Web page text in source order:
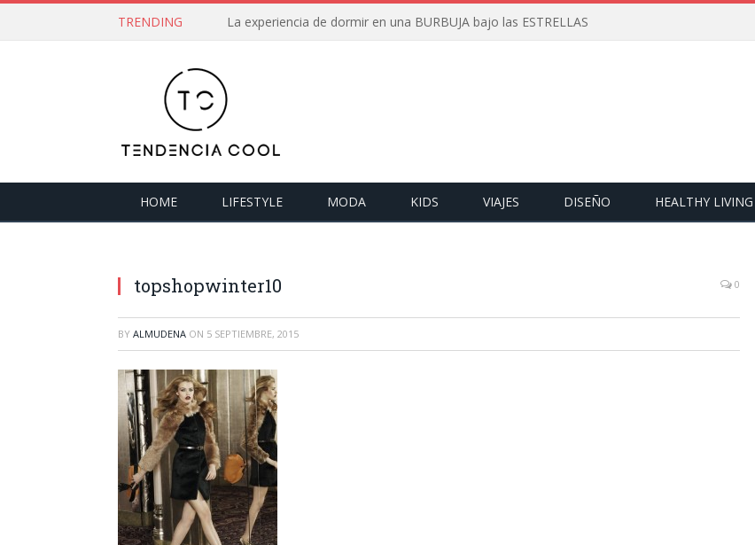
TRENDING La experiencia de dormir en una BURBUJA bajo las ESTRELLAS
HOME LIFESTYLE MODA KIDS VIAJES DISEÑO HEALTHY LIVING
topshopwinter10 0
BY ALMUDENA ON 5 SEPTIEMBRE, 2015